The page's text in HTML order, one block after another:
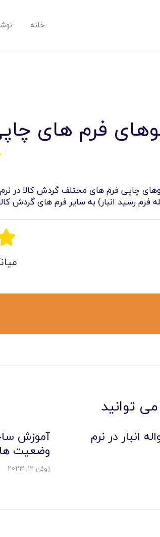
خانه
فرم های
چاپی فرم های مختلف گردش کالا در
فرم رسید انبار) به سایر فرم های گردش
توانید
انبار در نرم آموزش
وضعیت ها
ژوئن 12, 2023